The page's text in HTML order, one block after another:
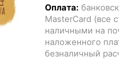
Оплата:
MasterCard (все
наличными на
наложенного
безналичный